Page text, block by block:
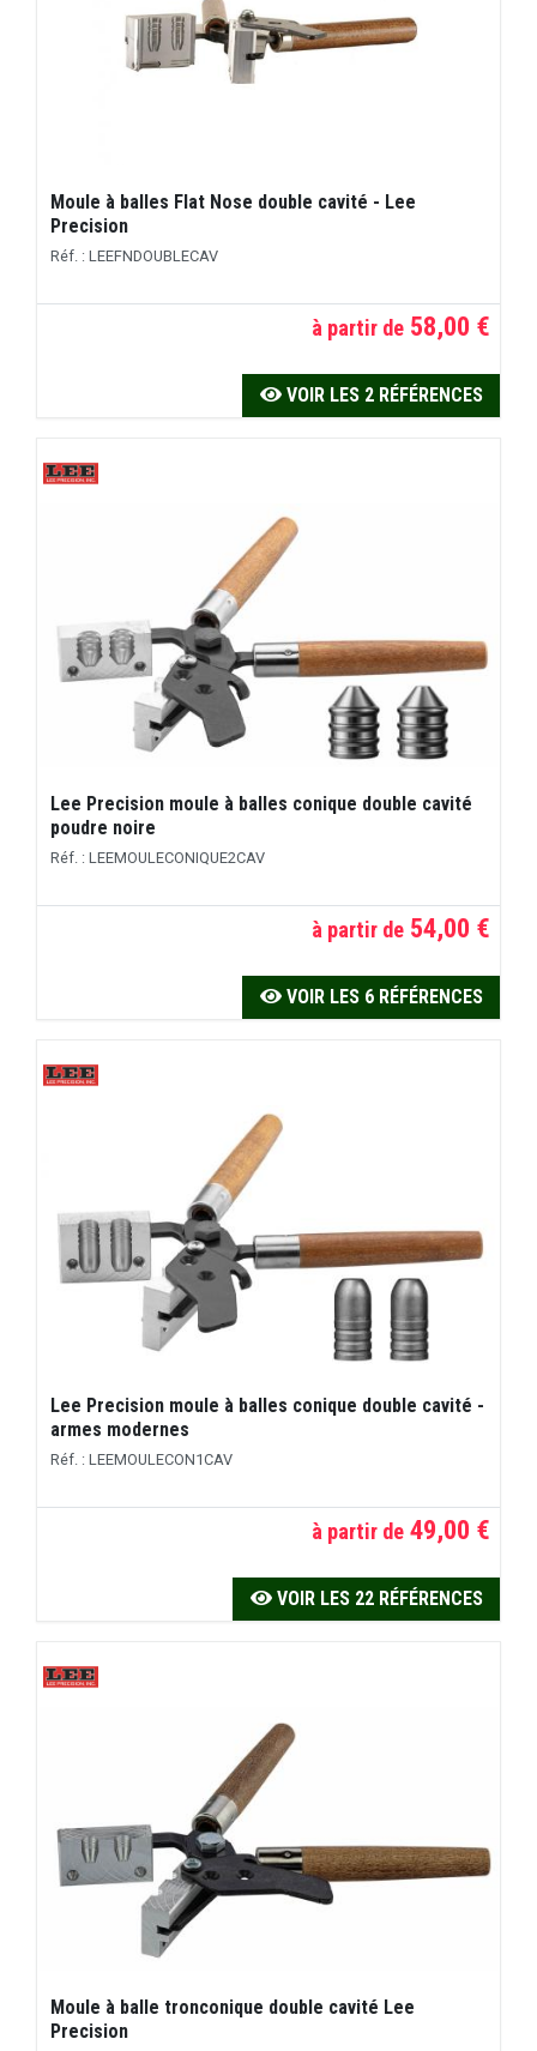
Moule à balles Flat Nose double cavité - Lee
Precision
Réf. : LEEFNDOUBLECAV
à partir de 58,00 €
VOIR LES 2 RÉFÉRENCES
Lee Precision moule à balles conique double cavité
poudre noire
Réf. : LEEMOULECONIQUE2CAV
à partir de 54,00 €
VOIR LES 6 RÉFÉRENCES
Lee Precision moule à balles conique double cavité -
armes modernes
Réf. : LEEMOULECON1CAV
à partir de 49,00 €
VOIR LES 22 RÉFÉRENCES
Moule à balle tronconique double cavité Lee
Precision